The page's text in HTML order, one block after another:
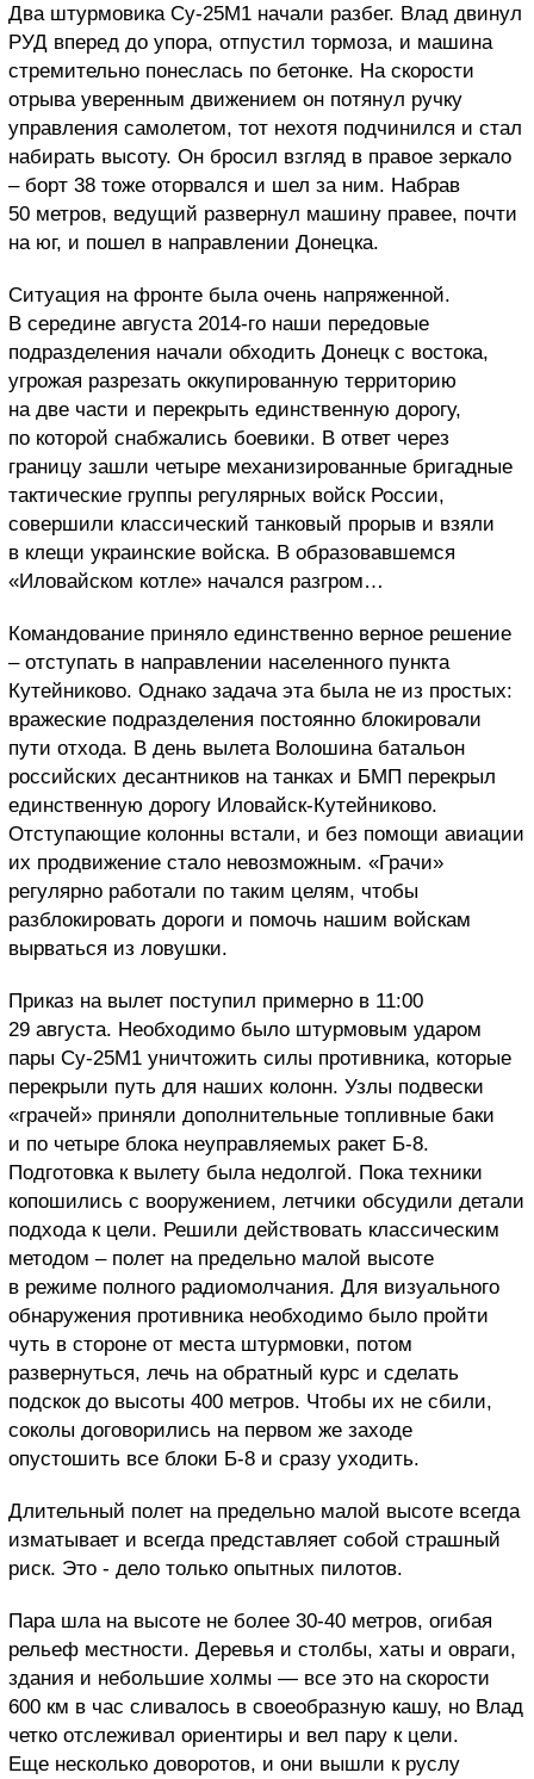
Два штурмовика Су-25М1 начали разбег. Влад двинул
РУД вперед до упора, отпустил тормоза, и машина
стремительно понеслась по бетонке. На скорости
отрыва уверенным движением он потянул ручку
управления самолетом, тот нехотя подчинился и стал
набирать высоту. Он бросил взгляд в правое зеркало
– борт 38 тоже оторвался и шел за ним. Набрав
50 метров, ведущий развернул машину правее, почти
на юг, и пошел в направлении Донецка.
Ситуация на фронте была очень напряженной.
В середине августа 2014-го наши передовые
подразделения начали обходить Донецк с востока,
угрожая разрезать оккупированную территорию
на две части и перекрыть единственную дорогу,
по которой снабжались боевики. В ответ через
границу зашли четыре механизированные бригадные
тактические группы регулярных войск России,
совершили классический танковый прорыв и взяли
в клещи украинские войска. В образовавшемся
«Иловайском котле» начался разгром…
Командование приняло единственно верное решение
– отступать в направлении населенного пункта
Кутейниково. Однако задача эта была не из простых:
вражеские подразделения постоянно блокировали
пути отхода. В день вылета Волошина батальон
российских десантников на танках и БМП перекрыл
единственную дорогу Иловайск-Кутейниково.
Отступающие колонны встали, и без помощи авиации
их продвижение стало невозможным. «Грачи»
регулярно работали по таким целям, чтобы
разблокировать дороги и помочь нашим войскам
вырваться из ловушки.
Приказ на вылет поступил примерно в 11:00
29 августа. Необходимо было штурмовым ударом
пары Су-25М1 уничтожить силы противника, которые
перекрыли путь для наших колонн. Узлы подвески
«грачей» приняли дополнительные топливные баки
и по четыре блока неуправляемых ракет Б-8.
Подготовка к вылету была недолгой. Пока техники
копошились с вооружением, летчики обсудили детали
подхода к цели. Решили действовать классическим
методом – полет на предельно малой высоте
в режиме полного радиомолчания. Для визуального
обнаружения противника необходимо было пройти
чуть в стороне от места штурмовки, потом
развернуться, лечь на обратный курс и сделать
подскок до высоты 400 метров. Чтобы их не сбили,
соколы договорились на первом же заходе
опустошить все блоки Б-8 и сразу уходить.
Длительный полет на предельно малой высоте всегда
изматывает и всегда представляет собой страшный
риск. Это - дело только опытных пилотов.
Пара шла на высоте не более 30-40 метров, огибая
рельеф местности. Деревья и столбы, хаты и овраги,
здания и небольшие холмы — все это на скорости
600 км в час сливалось в своеобразную кашу, но Влад
четко отслеживал ориентиры и вел пару к цели.
Еще несколько доворотов, и они вышли к руслу